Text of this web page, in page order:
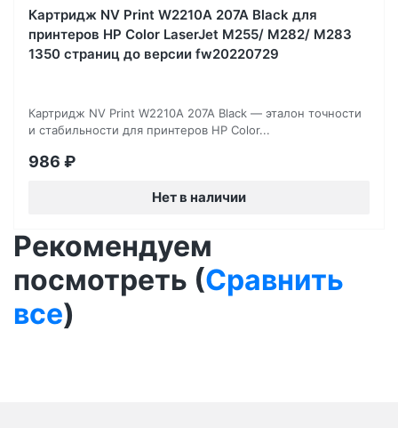
Картридж NV Print W2210A 207A Black для
принтеров HP Color LaserJet M255/ M282/ M283
1350 страниц до версии fw20220729
Картридж NV Print W2210A 207A Black — эталон точности
и стабильности для принтеров HP Color...
986 ₽
Нет в наличии
Рекомендуем
посмотреть (Сравнить
все)